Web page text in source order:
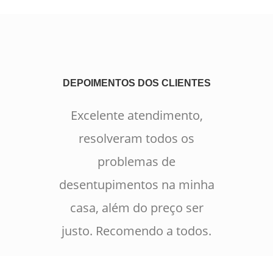
DEPOIMENTOS DOS CLIENTES
Excelente atendimento,
resolveram todos os
problemas de
desentupimentos na minha
casa, além do preço ser
justo. Recomendo a todos.